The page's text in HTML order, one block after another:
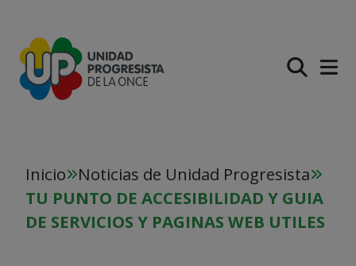
Inicio
Noticias de Unidad Progresista
TU PUNTO DE ACCESIBILIDAD Y GUIA
DE SERVICIOS Y PAGINAS WEB UTILES